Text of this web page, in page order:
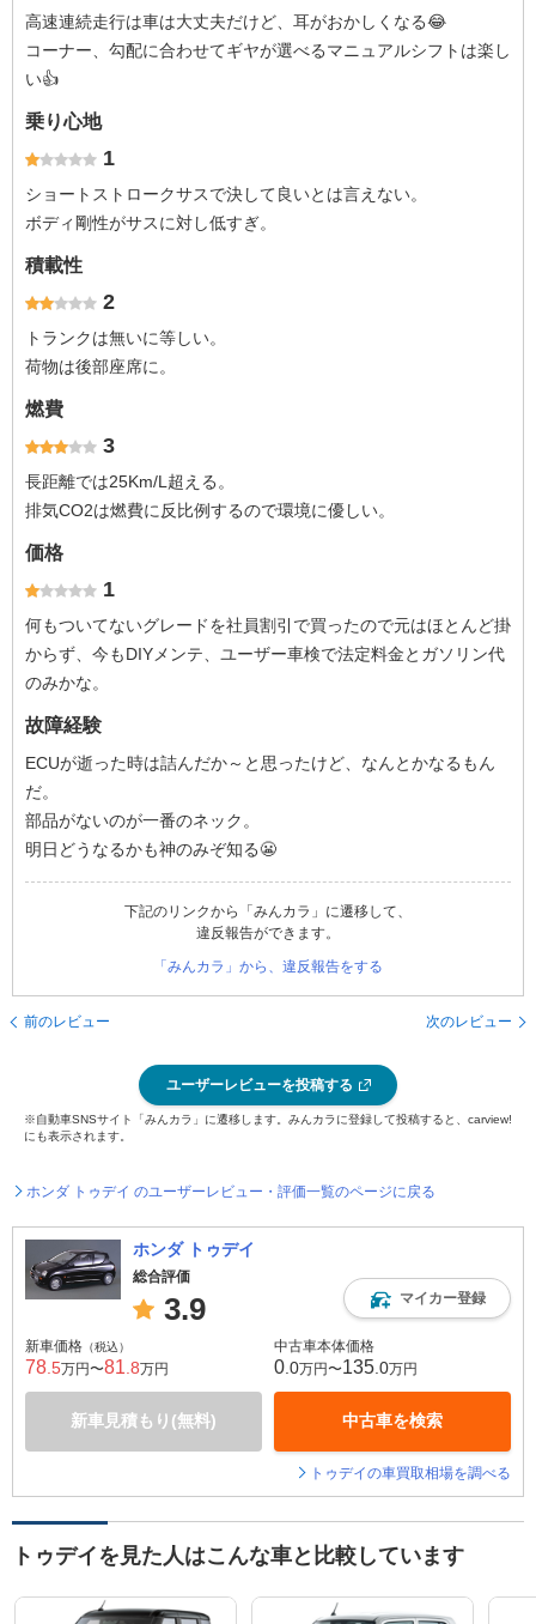
高速連続走行は車は大丈夫だけど、耳がおかしくなる😂
コーナー、勾配に合わせてギヤが選べるマニュアルシフトは楽し
い👍
乗り心地
1
ショートストロークサスで決して良いとは言えない。
ボディ剛性がサスに対し低すぎ。
積載性
2
トランクは無いに等しい。
荷物は後部座席に。
燃費
3
長距離では25Km/L超える。
排気CO2は燃費に反比例するので環境に優しい。
価格
1
何もついてないグレードを社員割引で買ったので元はほとんど掛
からず、今もDIYメンテ、ユーザー車検で法定料金とガソリン代
のみかな。
故障経験
ECUが逝った時は詰んだか～と思ったけど、なんとかなるもん
だ。
部品がないのが一番のネック。
明日どうなるかも神のみぞ知る😬
下記のリンクから「みんカラ」に遷移して、
違反報告ができます。
「みんカラ」から、違反報告をする
前のレビュー 次のレビュー
ユーザーレビューを投稿する
※自動車SNSサイト「みんカラ」に遷移します。みんカラに登録して投稿すると、carview!
にも表示されます。
ホンダ トゥデイ のユーザーレビュー・評価一覧のページに戻る
ホンダ トゥデイ
総合評価
3.9 マイカー登録
新車価格 （税込）
78 .5万円〜81 .8万円
新車見積もり(無料)
中古車本体価格
0 .0万円〜135 .0万円
中古車を検索
トゥデイの車買取相場を調べる
トゥデイを見た人はこんな車と比較しています